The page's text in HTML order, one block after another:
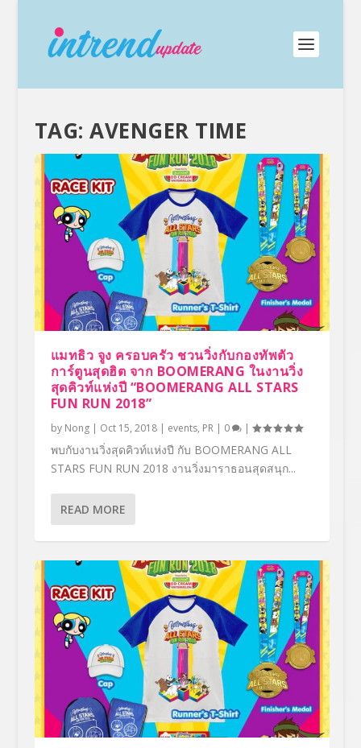
TAG:AVENGER TIME
แมทธิว จูง ครอบครัว ชวนวิ่งกับกองทัพตัว
การ์ตูนสุดฮิต จาก BOOMERANG ในงานวิ่ง
สุดคิวท์แห่งปี “BOOMERANG ALL STARS
FUN RUN 2018”
by Nong| Oct 15, 2018| events, PR| 0 |
พบกับงานวิ่งสุดคิวท์แห่งปี กับ BOOMERANG ALL
STARS FUN RUN 2018 งานวิ่งมาราธอนสุดสนุก...
READ MORE